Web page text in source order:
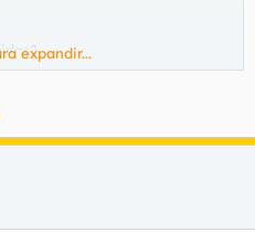
defiendo conlleva que uno
expandir...